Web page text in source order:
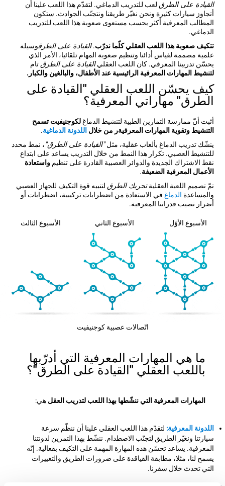
القيادة على الطرق لعب للتدريب الدماغي. لتقدّم هذا اللعب علينا أن
أتجاوز سيارات كثيرة ونحن نغيّر طريقنا ونتجنّب الجوادث. ستكون
المطالب المعرفية أكثر بحسب مستعوى صعوبة هذا اللعب للتدريب
الدماغي.
تتكيف صعوبة هذا اللعب العقلي كلّما ندرّب.القيادة على الطرقوسيلة
علمية مصممة لقياس أدائنا وتنظيم صعوبة المهام تلقائيا، الأمر الذي
يحسّن تدريبنا المعرفي. كان اللعب العقليالقيادة على الطرقتام
لتنشيط المهارات المعرفية الرائيسية عند الأطفال، والبالغين والكبار.
كيف يحسّن اللعب العقلي "القيادة على
الطرق" مهاراتي المعرفية؟
أثبت أنّ ممارسة التمارين الطبية لتنشيط الدماغلكوجنيفيت تسمح
التنشيط وتقوية المهارات المعرفيةر من خلالاللدونة الدماغية.
ينشّك تدريب الدماغ بألعاب عقلية، مثل"القيادة على الطرق" ، نمط محدد
للتنشيط العصبي. تكرار هذا النمط من خلال التدريب يساعد على ابتداع
نقط الاشتراك الجديدة والدوائر العصبية القادرة على تنظيمواستعادة
الأعمال المعرفية الضعيفة.
تمّ تصميم اللعبة العقليةتحريك الطرق لتنبيه قوة التكيف للجهاز العصبي
والمساعدة الدماغ في الاستعادة من اضطرابات تركيبية، اضطرابات أو
أضرار تصيب قدراتنا المعرفية.
الأسبوع الأوّل الأسبوع الثاني الأسبوع الثالث
اتّصالات عصبية كوجنيفيت
ما هي المهارات المعرفية التي أدرّبها
باللعب العقلي "القيادة على الطرق"؟
المهارات المعرفية التي ننشّطها بهذا اللعب لتدريب العقل هي:
اللدونة المعرفية: لتقدّم هذا اللعب العقلي علينا أن ننظّم سرعة
سيارتنا ونغيّر الطريق لتجنّب الاصطدام. ننشّط بهذا التمرين لدونتنا
المعرفية. يساعد تحسّن هذه المهارة المهمة على التكيف بفعالية. إنّه
يسمح لنا، مثلا، مطابقة القياقدة على ضرورات الطريق والتغييرات
التي تحدث خلال سفرنا.